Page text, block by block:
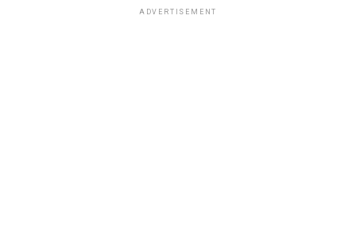
ADVERTISEMENT